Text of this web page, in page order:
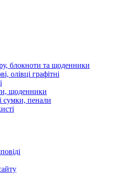
блокноти та щоденники
олівці графітні
щоденники
сумки, пенали